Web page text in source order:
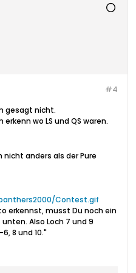
#4
gesagt nicht.
wo LS und QS waren.
anders als der Pure
Contest.gif
erkennst, musst Du noch ein
Also Loch 7 und 9
8 und 10."